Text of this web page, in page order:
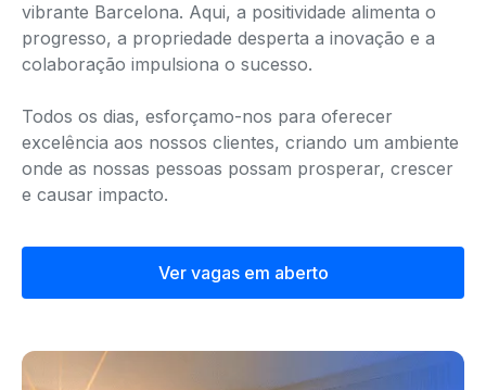
vibrante Barcelona. Aqui, a positividade alimenta o
progresso, a propriedade desperta a inovação e a
colaboração impulsiona o sucesso.
Todos os dias, esforçamo-nos para oferecer
excelência aos nossos clientes, criando um ambiente
onde as nossas pessoas possam prosperar, crescer
e causar impacto.
Ver vagas em aberto